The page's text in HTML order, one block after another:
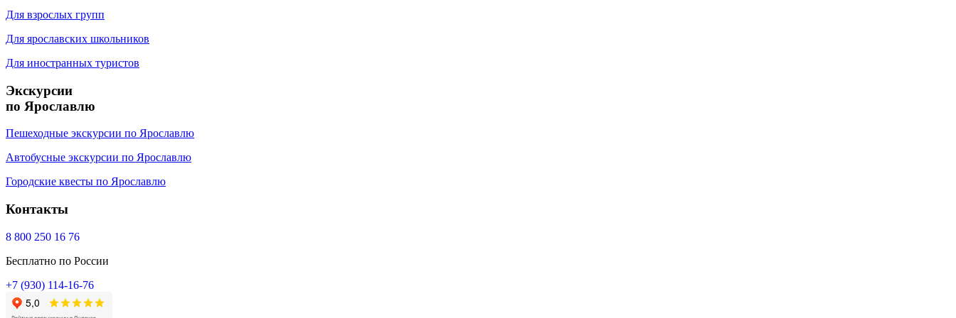
Для взрослых групп
Для ярославских школьников
Для иностранных туристов
Экскурсии
по Ярославлю
Пешеходные экскурсии по Ярославлю
Автобусные экскурсии по Ярославлю
Городские квесты по Ярославлю
Контакты
8 800 250 16 76
Бесплатно по России
+7 (930) 114-16-76